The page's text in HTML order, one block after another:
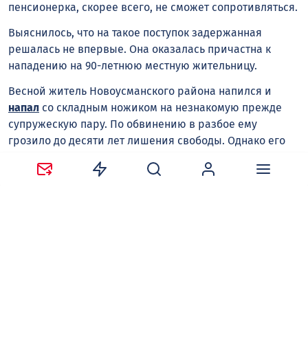
пенсионерка, скорее всего, не сможет сопротивляться.
Выяснилось, что на такое поступок задержанная
решалась не впервые. Она оказалась причастна к
нападению на 90-летнюю местную жительницу.
Весной житель Новоусманского района напился и
напал со складным ножиком на незнакомую прежде
супружескую пару. По обвинению в разбое ему
грозило до десяти лет лишения свободы. Однако его